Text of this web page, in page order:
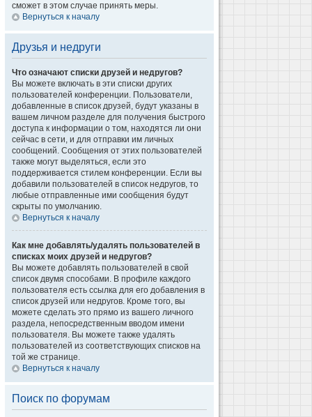
сможет в этом случае принять меры.
Вернуться к началу
Друзья и недруги
Что означают списки друзей и недругов?
Вы можете включать в эти списки других
пользователей конференции. Пользователи,
добавленные в список друзей, будут указаны в
вашем личном разделе для получения быстрого
доступа к информации о том, находятся ли они
сейчас в сети, и для отправки им личных
сообщений. Сообщения от этих пользователей
также могут выделяться, если это
поддерживается стилем конференции. Если вы
добавили пользователей в список недругов, то
любые отправленные ими сообщения будут
скрыты по умолчанию.
Вернуться к началу
Как мне добавлять/удалять пользователей в
списках моих друзей и недругов?
Вы можете добавлять пользователей в свой
список двумя способами. В профиле каждого
пользователя есть ссылка для его добавления в
список друзей или недругов. Кроме того, вы
можете сделать это прямо из вашего личного
раздела, непосредственным вводом имени
пользователя. Вы можете также удалять
пользователей из соответствующих списков на
той же странице.
Вернуться к началу
Поиск по форумам